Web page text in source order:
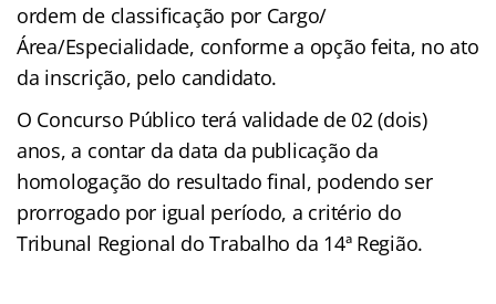
ordem de classificação por Cargo/
Área/Especialidade, conforme a opção feita, no ato
da inscrição, pelo candidato.
O Concurso Público terá validade de 02 (dois)
anos, a contar da data da publicação da
homologação do resultado final, podendo ser
prorrogado por igual período, a critério do
Tribunal Regional do Trabalho da 14ª Região.